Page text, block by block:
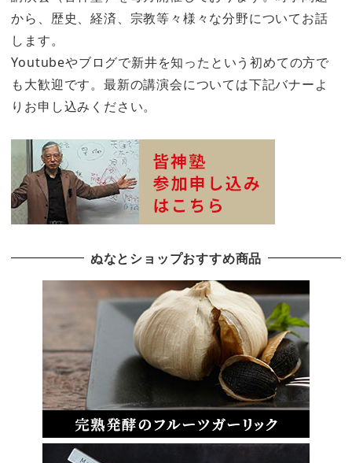
から、歴史、経済、宗教等々様々な分野についてお話
します。
Youtubeやブログで新井を知ったという初めての方で
も大歓迎です。最新の講演会については下記バナーよ
りお申し込みください。
ぬなとショップおすすめ商品